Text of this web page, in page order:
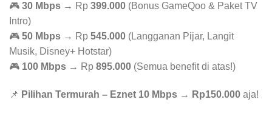
🎮 30 Mbps → Rp 399.000 (Bonus GameQoo & Paket TV
Intro)
🎮 50 Mbps → Rp 545.000 (Langganan Pijar, Langit
Musik, Disney+ Hotstar)
🎮 100 Mbps → Rp 895.000 (Semua benefit di atas!)
📌 Pilihan Termurah – Eznet 10 Mbps → Rp150.000 aja!